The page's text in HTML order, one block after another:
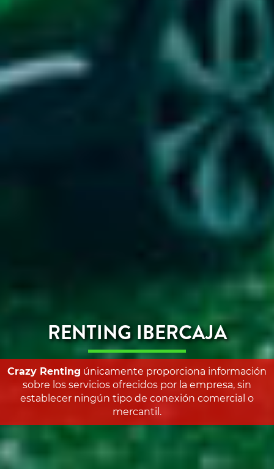
RENTING IBERCAJA
Crazy Renting únicamente proporciona información
sobre los servicios ofrecidos por la empresa, sin
establecer ningún tipo de conexión comercial o
mercantil.